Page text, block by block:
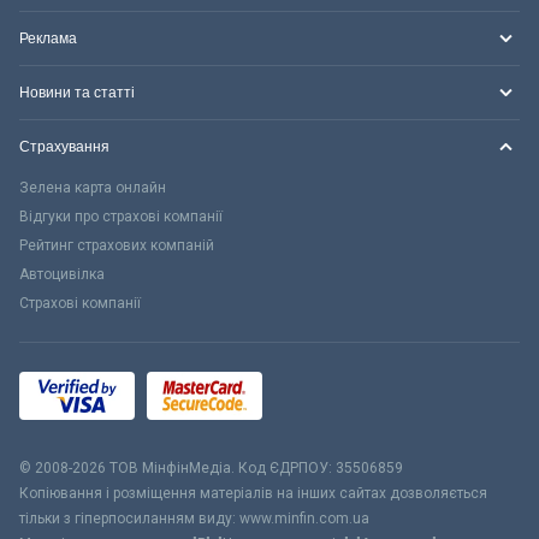
Реклама
Новини та статті
Страхування
Зелена карта онлайн
Відгуки про страхові компанії
Рейтинг страхових компаній
Автоцивілка
Страхові компанії
© 2008-2026 ТОВ МiнфiнМедiа. Код ЄДРПОУ: 35506859
Копіювання і розміщення матеріалів на інших сайтах дозволяється
тільки з гіперпосиланням виду: www.minfin.com.ua